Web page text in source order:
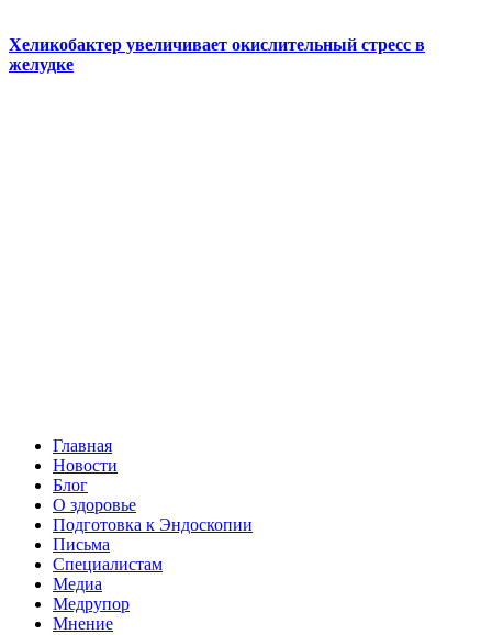
Хеликобактер увеличивает окислительный стресс в
желудке
Главная
Новости
Блог
О здоровье
Подготовка к Эндоскопии
Письма
Специалистам
Медиа
Медрупор
Мнение